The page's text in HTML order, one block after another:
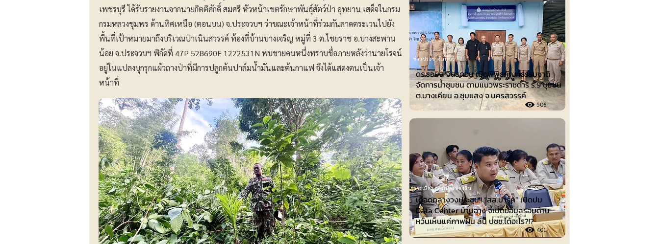
เพชรบุรี ได้รับรายงานจากนายกิตติศักดิ์ สมศรี หัวหน้าเขตรักษาพันธุ์สัตว์ป่า อุทยาน เสด็จในกรม
กรมหลวงชุมพร ด้านทิศเหนือ (ตอนบน) จ.ประจวบฯ ว่าขณะเจ้าหน้าที่ร่วมกันลาดตระเวนไปยัง
พื้นที่เป้าหมายมาถึงบริเวณป่าเนินสวรรค์ ท้องที่บ้านบางเจริญ หมู่ที่ 3 ต.ไชยราช อ.บางสะพาน
น้อย จ.ประจวบฯ พิกัดที่ 47P 528690E 1222531N พบชายคนหนึ่งทราบชื่อภายหลังว่านายโรจน์
อยู่ในแปลงบุกรุกแผ้วถางป่าที่มีการปลูกต้นปาล์มน้ำมันและต้นกาแฟ จึงได้แสดงตนเป็นเจ้า
หน้าที่
ดร.รอยล จิตรดอน เปิดพิพิธภัณฑ์ธรรมชาติ
จัดการน้ำชุมชน ตามแนวพระราชดำริ ร.9 ชุมชน
ต.บางเคียน อ.ชุมแสง จ.นครสวรรค์
506
ข่าวประชาสัมพันธ์
เดือดกลางวงประชุม!! “สส.ปาร์ค” เปิดปม
Data Center บ้านฉาง จี้เปิดข้อมูลรอบด้าน
หวั่นเห็นแค่ภาพฝัน ลั่น ปชช.ได้อะไร?!?
401
การเมือง-การเมืองท้องถิ่น